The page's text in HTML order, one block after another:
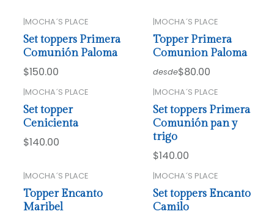
|MOCHA´S PLACE
Set toppers Primera
Comunión Paloma
$150.00
|MOCHA´S PLACE
Topper Primera
Comunion Paloma
desde$80.00
|MOCHA´S PLACE
Set topper
Cenicienta
$140.00
|MOCHA´S PLACE
Set toppers Primera
Comunión pan y
trigo
$140.00
|MOCHA´S PLACE
Topper Encanto
Maribel
|MOCHA´S PLACE
Set toppers Encanto
Camilo